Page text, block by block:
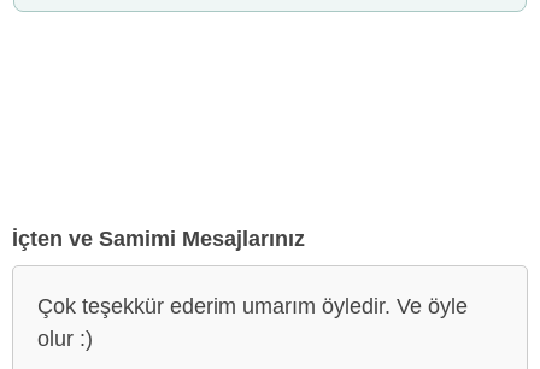
İçten ve Samimi Mesajlarınız
Çok teşekkür ederim umarım öyledir. Ve öyle
olur :)